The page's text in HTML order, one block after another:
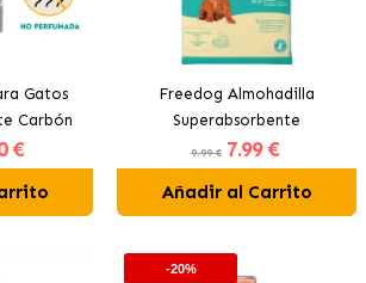
Gatos
Carbón
€
Freedog Almohadilla
Superabsorbente
Empapadores con Aroma a
Lavanda para Perros 60x60
cm
9.99 € 7.99 €
Añadir al Carrito
-20%